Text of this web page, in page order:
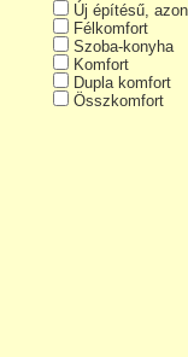
Új építésű,
Félkomfort
Szoba-konyha
Komfort
Dupla komfort
Összkomfort